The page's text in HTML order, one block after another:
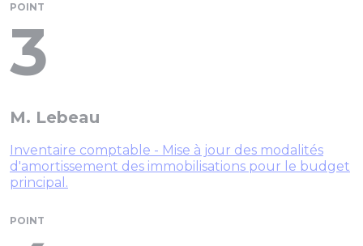
POINT
3
M. Lebeau
Inventaire comptable - Mise à jour des modalités
d'amortissement des immobilisations pour le budget
principal.
POINT